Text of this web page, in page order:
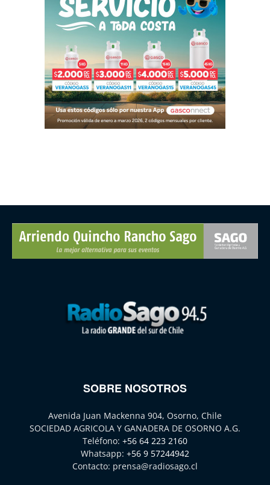
SOBRE NOSOTROS
Avenida Juan Mackenna 904, Osorno, Chile
SOCIEDAD AGRICOLA Y GANADERA DE OSORNO A.G.
Teléfono: +56 64 223 2160
Whatsapp: +56 9 57244942
Contacto: prensa@radiosago.cl